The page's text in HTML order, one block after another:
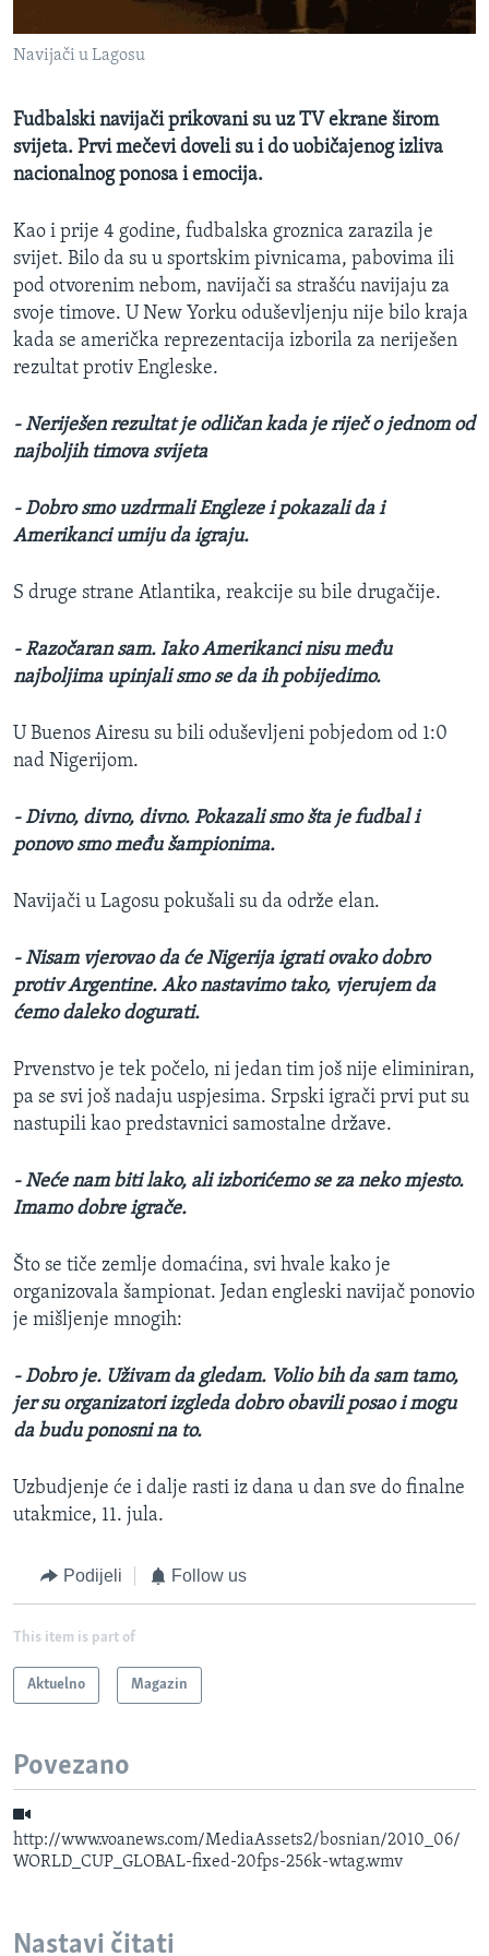
O GLASU AMERIKE
Learning English
PRATITE NAS
Jezici
Navijači u Lagosu
Fudbalski navijači prikovani su uz TV ekrane širom
svijeta. Prvi mečevi doveli su i do uobičajenog izliva
nacionalnog ponosa i emocija.
Kao i prije 4 godine, fudbalska groznica zarazila je
svijet. Bilo da su u sportskim pivnicama, pabovima ili
pod otvorenim nebom, navijači sa strašću navijaju za
svoje timove. U New Yorku oduševljenju nije bilo kraja
kada se američka reprezentacija izborila za neriješen
rezultat protiv Engleske.
- Neriješen rezultat je odličan kada je riječ o jednom od
najboljih timova svijeta
- Dobro smo uzdrmali Engleze i pokazali da i
Amerikanci umiju da igraju.
S druge strane Atlantika, reakcije su bile drugačije.
- Razočaran sam. Iako Amerikanci nisu među
najboljima upinjali smo se da ih pobijedimo.
U Buenos Airesu su bili oduševljeni pobjedom od 1:0
nad Nigerijom.
- Divno, divno, divno. Pokazali smo šta je fudbal i
ponovo smo među šampionima.
Navijači u Lagosu pokušali su da održe elan.
- Nisam vjerovao da će Nigerija igrati ovako dobro
protiv Argentine. Ako nastavimo tako, vjerujem da
ćemo daleko dogurati.
Prvenstvo je tek počelo, ni jedan tim još nije eliminiran,
pa se svi još nadaju uspjesima. Srpski igrači prvi put su
nastupili kao predstavnici samostalne države.
- Neće nam biti lako, ali izborićemo se za neko mjesto.
Imamo dobre igrače.
Što se tiče zemlje domaćina, svi hvale kako je
organizovala šampionat. Jedan engleski navijač ponovio
je mišljenje mnogih:
- Dobro je. Uživam da gledam. Volio bih da sam tamo,
jer su organizatori izgleda dobro obavili posao i mogu
da budu ponosni na to.
Uzbudjenje će i dalje rasti iz dana u dan sve do finalne
utakmice, 11. jula.
Podijeli Follow us
This item is part of
Aktuelno Magazin
Povezano
http://www.voanews.com/MediaAssets2/bosnian/2010_06/
WORLD_CUP_GLOBAL-fixed-20fps-256k-wtag.wmv
Nastavi čitati